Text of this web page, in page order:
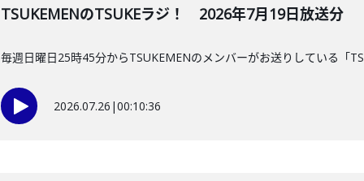
TSUKEMENのTSUKEラジ！ 2026年7月19日放送分
毎週日曜日25時45分からTSUKEMENのメンバーがお送りしている「
2026.07.26 |00:10:36